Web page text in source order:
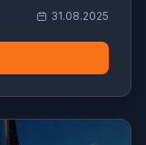
31.08.2025